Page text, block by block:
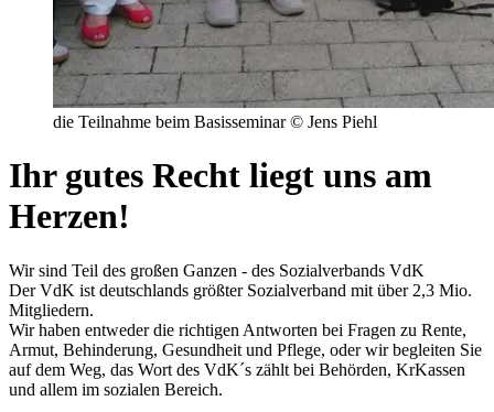
die Teilnahme beim Basisseminar © Jens Piehl
Ihr gutes Recht liegt uns am
Herzen!
Wir sind Teil des großen Ganzen - des Sozialverbands VdK
Der VdK ist deutschlands größter Sozialverband mit über 2,3 Mio.
Mitgliedern.
Wir haben entweder die richtigen Antworten bei Fragen zu Rente,
Armut, Behinderung, Gesundheit und Pflege, oder wir begleiten Sie
auf dem Weg, das Wort des VdK´s zählt bei Behörden, KrKassen
und allem im sozialen Bereich.